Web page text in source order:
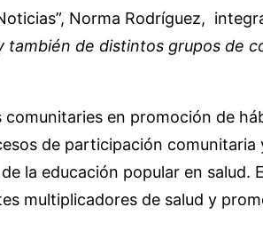
Norma Rodríguez,
también de distintos grupos de
en promoción de
de participación
la educación popular en
multiplicadores de salud y